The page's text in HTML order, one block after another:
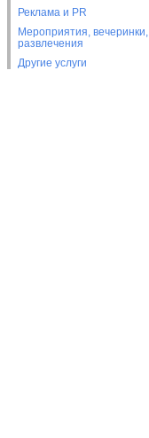
Реклама и PR
Мероприятия, вечеринки,
развлечения
Другие услуги